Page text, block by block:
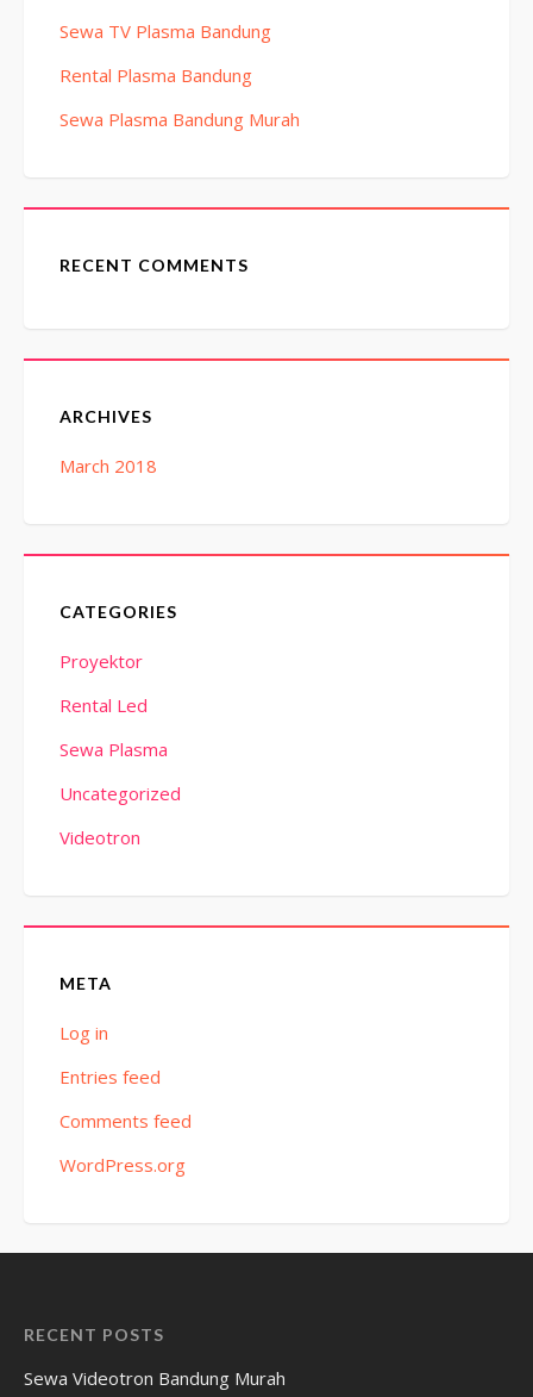
Sewa TV Plasma Bandung
Rental Plasma Bandung
Sewa Plasma Bandung Murah
RECENT COMMENTS
ARCHIVES
March 2018
CATEGORIES
Proyektor
Rental Led
Sewa Plasma
Uncategorized
Videotron
META
Log in
Entries feed
Comments feed
WordPress.org
RECENT POSTS
Sewa Videotron Bandung Murah